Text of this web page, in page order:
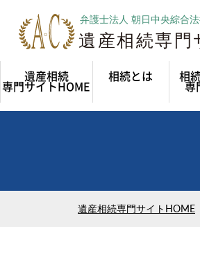
遺産相続
専門サイトHOME
相続とは 相
専
遺産相続専門サイトHOME